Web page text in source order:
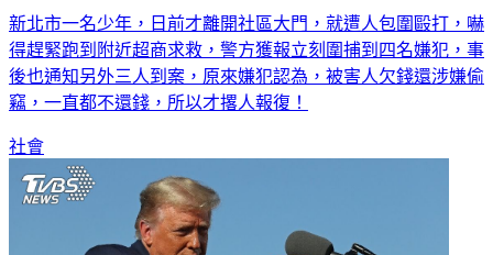
新北市一名少年，日前才離開社區大門，就遭人包圍毆打，嚇
得趕緊跑到附近超商求救，警方獲報立刻圍捕到四名嫌犯，事
後也通知另外三人到案，原來嫌犯認為，被害人欠錢還涉嫌偷
竊，一直都不還錢，所以才撂人報復！
社會